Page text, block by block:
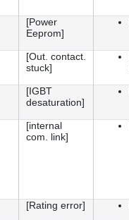
[Power
Eeprom]
[Out. contact.
stuck]
[IGBT
desaturation]
[internal
com. link]
[Rating error]